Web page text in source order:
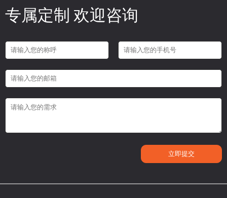
专属定制 欢迎咨询